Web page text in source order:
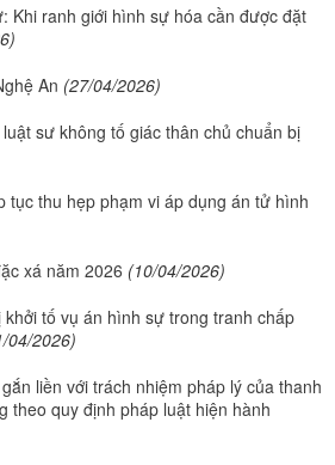
Khi ranh giới hình sự hóa cần được đặt
An (27/04/2026)
sư không tố giác thân chủ chuẩn bị
tục thu hẹp phạm vi áp dụng án tử hình
xá năm 2026 (10/04/2026)
tố vụ án hình sự trong tranh chấp
04/2026)
liền với trách nhiệm pháp lý của thanh
theo quy định pháp luật hiện hành